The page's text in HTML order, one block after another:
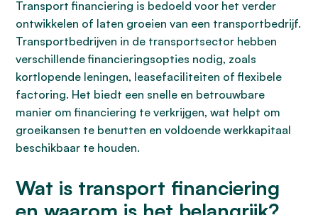
Transport financiering is bedoeld voor het verder
ontwikkelen of laten groeien van een transportbedrijf.
Transportbedrijven in de transportsector hebben
verschillende financieringsopties nodig, zoals
kortlopende leningen, leasefaciliteiten of flexibele
factoring. Het biedt een snelle en betrouwbare
manier om financiering te verkrijgen, wat helpt om
groeikansen te benutten en voldoende werkkapitaal
beschikbaar te houden.
Wat is transport financiering